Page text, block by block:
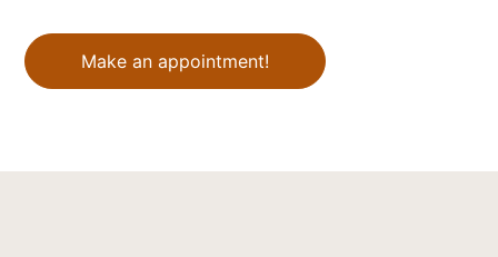
Make an appointment!